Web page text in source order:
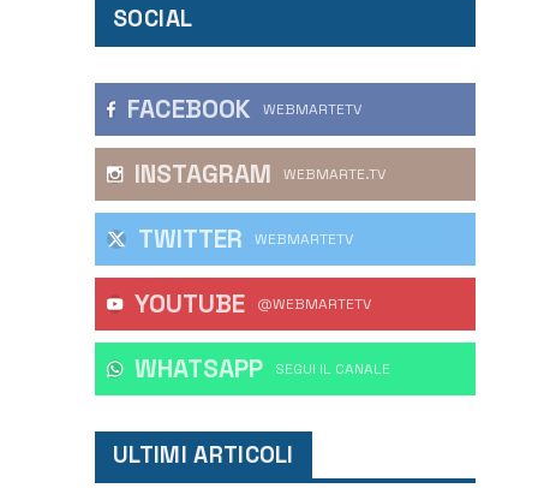
SOCIAL
FACEBOOK WEBMARTETV
INSTAGRAM WEBMARTE.TV
TWITTER WEBMARTETV
YOUTUBE @WEBMARTETV
WHATSAPP ‎SEGUI IL CANALE
ULTIMI ARTICOLI